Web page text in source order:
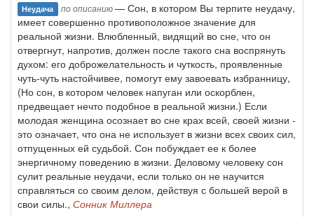
Неудача по описанию— Сон, в котором Вы терпите неудачу,
имеет совершенно противоположное значение для
реальной жизни. Влюбленный, видящий во сне, что он
отвергнут, напротив, должен после такого сна воспрянуть
духом: его доброжелательность и чуткость, проявленные
чуть-чуть настойчивее, помогут ему завоевать избранницу,
(Но сон, в котором человек напуган или оскорблен,
предвещает нечто подобное в реальной жизни.) Если
молодая женщина осознает во сне крах всей, своей жизни -
это означает, что она не использует в жизни всех своих сил,
отпущенных ей судьбой. Сон побуждает ее к более
энергичному поведению в жизни. Деловому человеку сон
сулит реальные неудачи, если только он не научится
справляться со своим делом, действуя с большей верой в
свои силы., Сонник Миллера